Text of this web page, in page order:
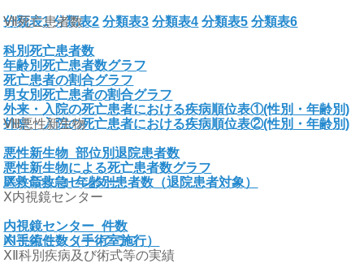
分類表1 分類表2 分類表3 分類表4 分類表5 分類表6
Ⅶ死亡患者数
科別死亡患者数
年齢別死亡患者数グラフ
死亡患者の割合グラフ
男女別死亡患者の割合グラフ
外来・入院の死亡患者における疾病順位表①(性別・年齢別)
外来・入院の死亡患者における疾病順位表②(性別・年齢別)
Ⅷ悪性新生物
悪性新生物_部位別退院患者数
悪性新生物による死亡患者数グラフ
悪性新生物_年齢別患者数（退院患者対象）
Ⅸ救命救急センター
Ⅹ内視鏡センター
内視鏡センター_件数
内視鏡センター_グラフ
ⅩⅠ手術件数（手術室施行）
ⅩⅡ科別疾病及び術式等の実績